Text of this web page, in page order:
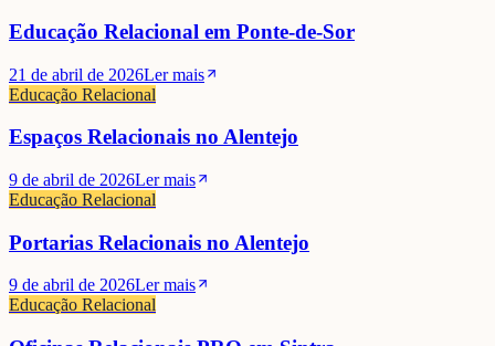
Educação Relacional em Ponte-de-Sor
21 de abril de 2026Ler mais
Educação Relacional
Espaços Relacionais no Alentejo
9 de abril de 2026Ler mais
Educação Relacional
Portarias Relacionais no Alentejo
9 de abril de 2026Ler mais
Educação Relacional